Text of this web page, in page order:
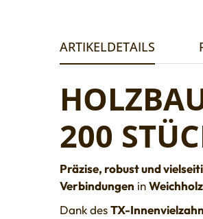
ARTIKELDETAILS
200
Präzise, robust und
Verbindungen in
Dank desTX-